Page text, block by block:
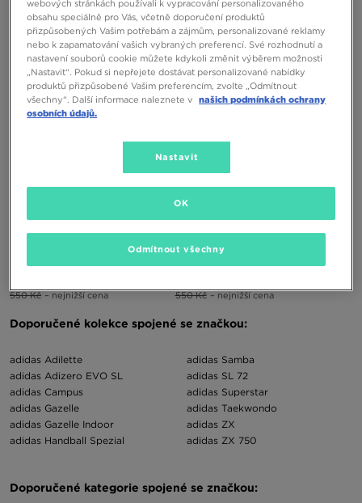
ADIDAS TENSAUR SPORT 2.0 CF I
550 Kč – nejnižší cena
ADIDAS TENSAUR SPORT 2.0 CF I
550 Kč – nejnižší cena
Doporučené kolekce spojené se značkou:
adidas Adilette
adidas Adizero EVO SL
adidas Campus
adidas Gazelle
adidas Gazelle Indoor
adidas Handball Spezial
adidas Samba
adidas SL 72
adidas Superstar
adidas Taekwondo
adidas ZX
adidas ZX 750
Doporučené kategorie spojené se značkou:
webových stránkách používali k vypracování personalizovaného
obsahu speciálně pro Vás, včetně doporučení produktů
přizpůsobených Vašim potřebám a zájmům, personalizované reklamy
nebo k zapamatování vašich vybraných preferencí. Své rozhodnutí a
nastavení souborů cookie můžete kdykoli změnit výběrem možnosti
„Nastavit“. Pokud si nepřejete dostávat personalizované nabídky
produktů přizpůsobené Vašim preferencím, zvolte „Odmítnout
všechny“. Další informace naleznete v našich podmínkách ochrany
osobních údajů.
Nastavit
Odmítnout všechny
OK